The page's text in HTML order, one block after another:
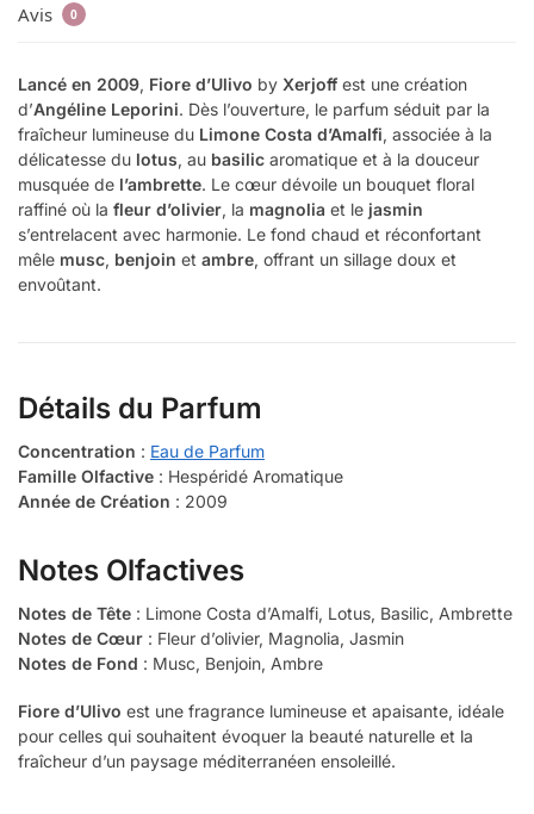
Avis 0
Lancé en 2009, Fiore d’Ulivo by Xerjoff est une création
d’Angéline Leporini. Dès l’ouverture, le parfum séduit par la
fraîcheur lumineuse du Limone Costa d’Amalfi, associée à la
délicatesse du lotus, au basilic aromatique et à la douceur
musquée de l’ambrette. Le cœur dévoile un bouquet floral
raffiné où la fleur d’olivier, la magnolia et le jasmin
s’entrelacent avec harmonie. Le fond chaud et réconfortant
mêle musc, benjoin et ambre, offrant un sillage doux et
envoûtant.
Détails du Parfum
Concentration : Eau de Parfum
Famille Olfactive : Hespéridé Aromatique
Année de Création : 2009
Notes Olfactives
Notes de Tête : Limone Costa d’Amalfi, Lotus, Basilic, Ambrette
Notes de Cœur : Fleur d’olivier, Magnolia, Jasmin
Notes de Fond : Musc, Benjoin, Ambre
Fiore d’Ulivo est une fragrance lumineuse et apaisante, idéale
pour celles qui souhaitent évoquer la beauté naturelle et la
fraîcheur d’un paysage méditerranéen ensoleillé.